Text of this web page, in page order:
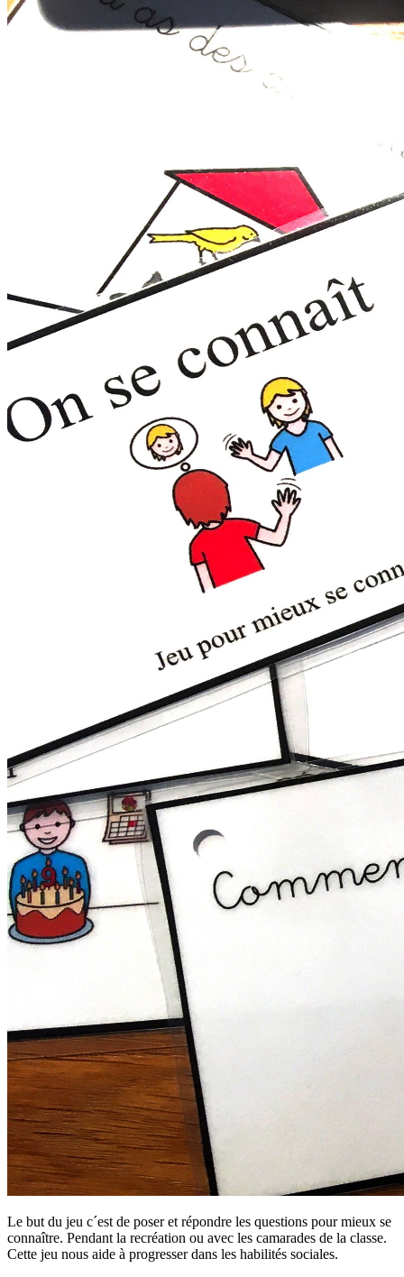
Le but du jeu c´est de poser et répondre les questions pour mieux se
connaître. Pendant la recréation ou avec les camarades de la classe.
Cette jeu nous aide à progresser dans les habilités sociales.